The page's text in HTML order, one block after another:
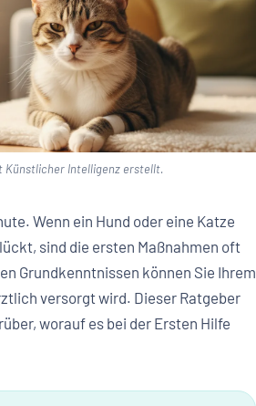
Künstlicher Intelligenz erstellt.
Wenn ein Hund oder eine Katze
sind die ersten Maßnahmen oft
Grundkenntnissen können Sie Ihrem
versorgt wird. Dieser Ratgeber
worauf es bei der Ersten Hilfe